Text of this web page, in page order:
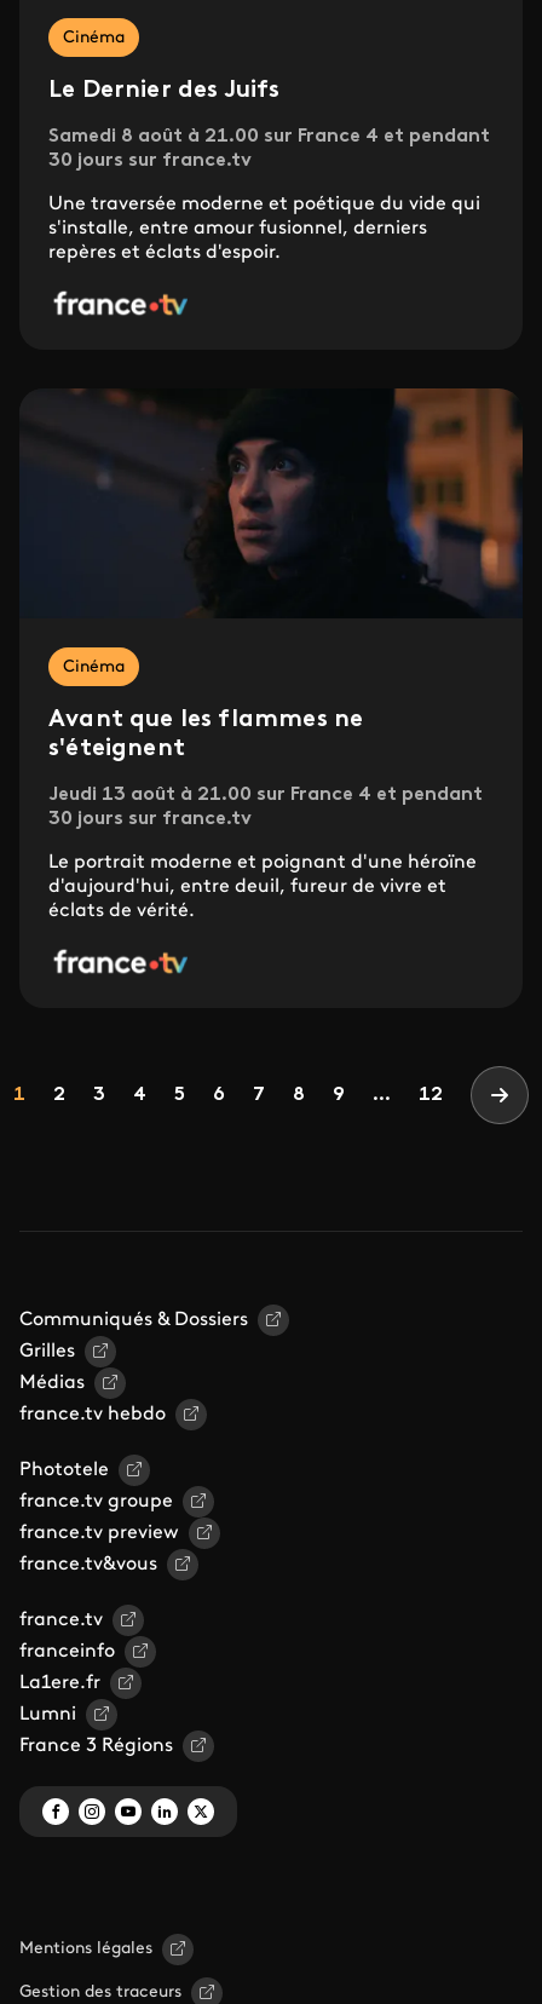
Cinéma
Le Dernier des Juifs
Samedi 8 août à 21.00 sur France 4 et pendant
30 jours sur france.tv
Une traversée moderne et poétique du vide qui
s'installe, entre amour fusionnel, derniers
repères et éclats d'espoir.
Cinéma
Avant que les flammes ne
s'éteignent
Jeudi 13 août à 21.00 sur France 4 et pendant
30 jours sur france.tv
Le portrait moderne et poignant d'une héroïne
d'aujourd'hui, entre deuil, fureur de vivre et
éclats de vérité.
Page
1 Page
2 Page
3 Page
4 Page
5 Page
6 Page
7 Page
8 Page
9 ... 12
Communiqués & Dossiers
Grilles
Médias
france.tv hebdo
Phototele
france.tv groupe
france.tv preview
france.tv&vous
france.tv
franceinfo
La1ere.fr
Lumni
France 3 Régions
Mentions légales
Gestion des traceurs